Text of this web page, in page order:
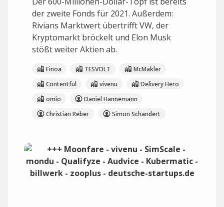
der zweite Fonds für 2021. Außerdem:
Rivians Marktwert übertrifft VW, der
Kryptomarkt bröckelt und Elon Musk
stößt weiter Aktien ab.
Finoa TESVOLT
McMakler
Contentful
vivenu
Delivery Hero
omio
Daniel Hannemann
Christian Reber
Simon Schandert